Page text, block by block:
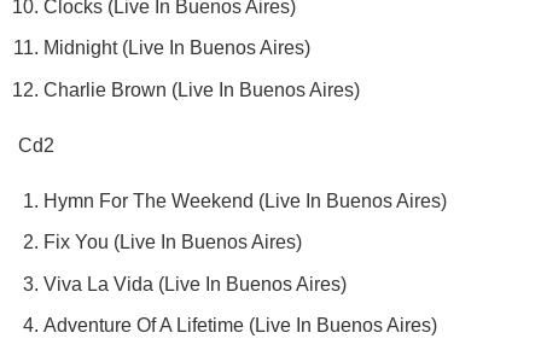
Clocks (Live In Buenos Aires)
Midnight (Live In Buenos Aires)
Charlie Brown (Live In Buenos Aires)
Cd2
Hymn For The Weekend (Live In Buenos Aires)
Fix You (Live In Buenos Aires)
Viva La Vida (Live In Buenos Aires)
Adventure Of A Lifetime (Live In Buenos Aires)